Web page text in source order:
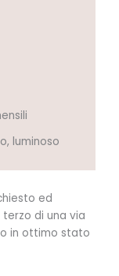
luminoso
ed
di una via
in ottimo stato